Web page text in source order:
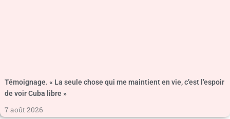
Témoignage. « La seule chose qui me maintient en vie, c’est l’espoir
de voir Cuba libre »
7 août 2026